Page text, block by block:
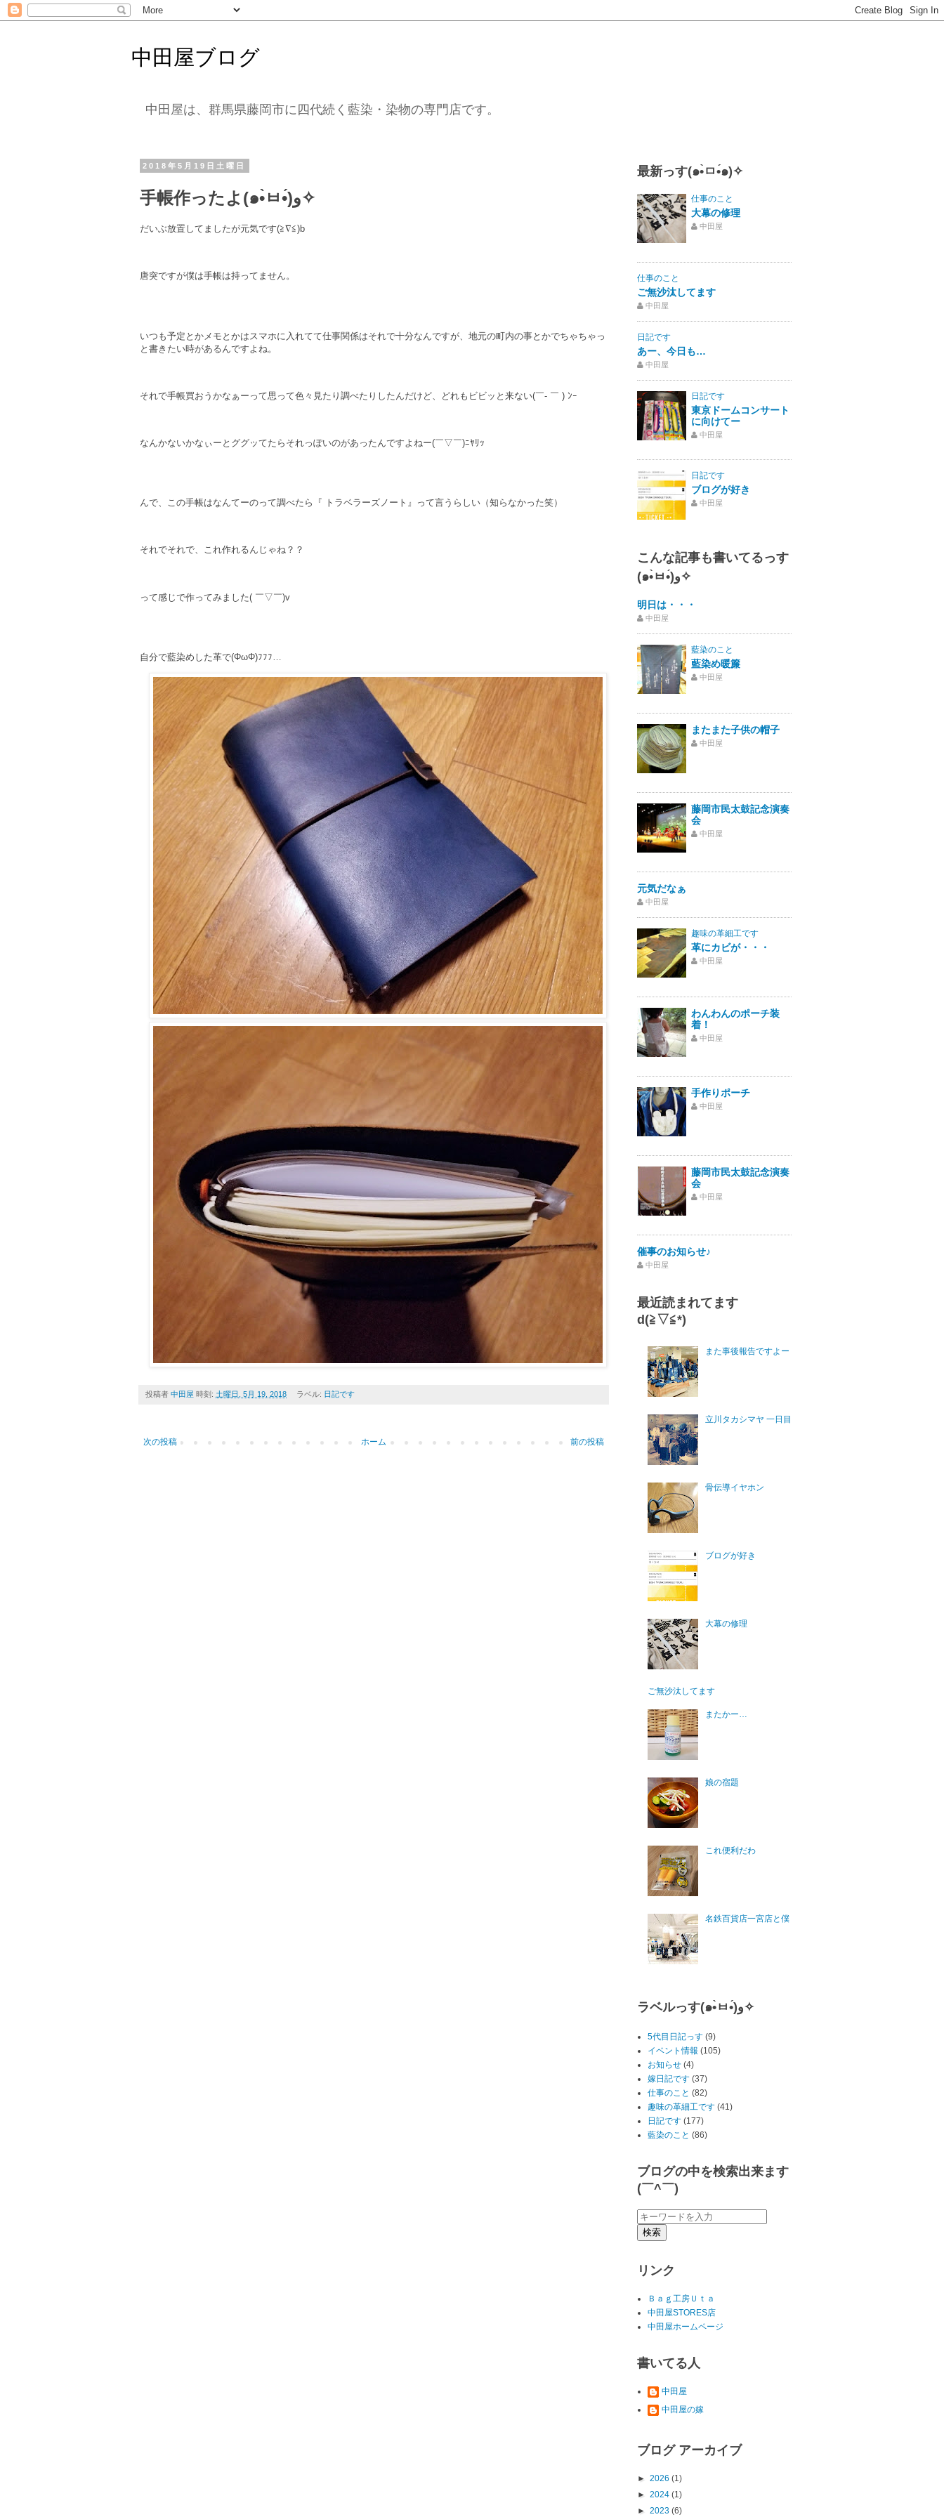
中田屋ブログ
中田屋は、群馬県藤岡市に四代続く藍染・染物の専門店です。
2018年5月19日土曜日
手帳作ったよ(๑•̀ㅂ•́)و✧
だいぶ放置してましたが元気です(≧∇≦)b
唐突ですが僕は手帳は持ってません。
いつも予定とかメモとかはスマホに入れてて仕事関係はそれで十分なんですが、地元の町内の事とかでちゃちゃっ
と書きたい時があるんですよね。
それで手帳買おうかなぁーって思って色々見たり調べたりしたんだけど、どれもビビッと来ない(￣- ￣ ) ﾝｰ
なんかないかなぃーとググッてたらそれっぽいのがあったんですよねー(￣▽￣)ﾆﾔﾘｯ
んで、この手帳はなんてーのって調べたら『 トラベラーズノート』って言うらしい（知らなかった笑）
それでそれで、これ作れるんじゃね？？
って感じで作ってみました( ￣▽￣)v
自分で藍染めした革で(ΦωΦ)ﾌﾌﾌ…
投稿者 中田屋 時刻: 土曜日, 5月 19, 2018 ラベル: 日記です
次の投稿 前の投稿
ホーム
最新っす(๑•̀ㅁ•́๑)✧
仕事のこと
大幕の修理
中田屋
仕事のこと
ご無沙汰してます
中田屋
日記です
あー、今日も…
中田屋
日記です
東京ドームコンサート
に向けてー
中田屋
日記です
ブログが好き
中田屋
こんな記事も書いてるっす
(๑•̀ㅂ•́)و✧
明日は・・・
中田屋
藍染のこと
藍染め暖簾
中田屋
またまた子供の帽子
中田屋
藤岡市民太鼓記念演奏
会
中田屋
元気だなぁ
中田屋
趣味の革細工です
革にカビが・・・
中田屋
わんわんのポーチ装
着！
中田屋
手作りポーチ
中田屋
藤岡市民太鼓記念演奏
会
中田屋
催事のお知らせ♪
中田屋
最近読まれてます
d(≧▽≦*)
また事後報告ですよー
立川タカシマヤ 一日目
骨伝導イヤホン
ブログが好き
大幕の修理
ご無沙汰してます
またかー…
娘の宿題
これ便利だわ
名鉄百貨店一宮店と僕
ラベルっす(๑•̀ㅂ•́)و✧
5代目日記っす (9)
イベント情報 (105)
お知らせ (4)
嫁日記です (37)
仕事のこと (82)
趣味の革細工です (41)
日記です (177)
藍染のこと (86)
ブログの中を検索出来ます
(￣^￣)ゞ
リンク
Ｂａｇ工房Ｕｔａ
中田屋STORES店
中田屋ホームページ
書いてる人
中田屋
中田屋の嫁
ブログ アーカイブ
► 2026 (1)
► 2024 (1)
► 2023 (6)